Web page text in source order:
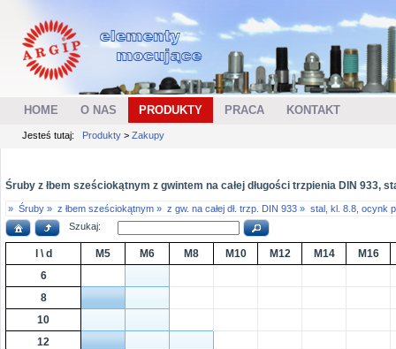
HOME O NAS PRODUKTY PRACA KONTAKT
Jesteś tutaj: Produkty > Zakupy
Śruby z łbem sześciokątnym z gwintem na całej długości trzpienia DIN 933,
» Śruby » z łbem sześciokątnym » z gw. na całej dł. trzp. DIN 933 » stal, kl. 8.8, ocynk
Szukaj:
l \ d M5 M6 M8 M10 M12 M14
M16
6
8
10
12